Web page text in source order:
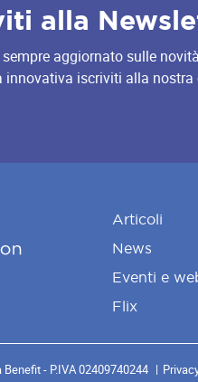
alla
sempre aggiornato sulle
innovativa iscriviti alla
Articoli
News
Eventi e
Flix
- P.IVA 02409740244